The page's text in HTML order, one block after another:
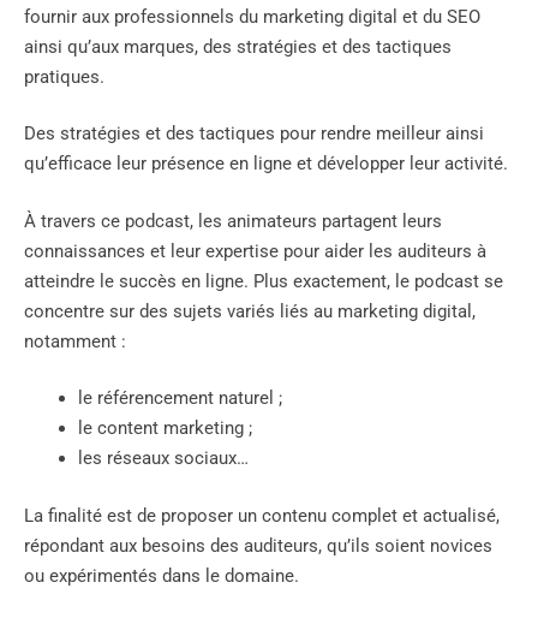
fournir aux professionnels du marketing digital et du SEO
ainsi qu’aux marques, des stratégies et des tactiques
pratiques.
Des stratégies et des tactiques pour rendre meilleur ainsi
qu’efficace leur présence en ligne et développer leur activité.
À travers ce podcast, les animateurs partagent leurs
connaissances et leur expertise pour aider les auditeurs à
atteindre le succès en ligne. Plus exactement, le podcast se
concentre sur des sujets variés liés au marketing digital,
notamment :
le référencement naturel ;
le content marketing ;
les réseaux sociaux…
La finalité est de proposer un contenu complet et actualisé,
répondant aux besoins des auditeurs, qu’ils soient novices
ou expérimentés dans le domaine.